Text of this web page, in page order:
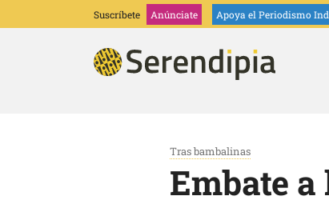
Suscríbete Anúnciate Apoya el Periodismo
Tras bambalinas
Embate a